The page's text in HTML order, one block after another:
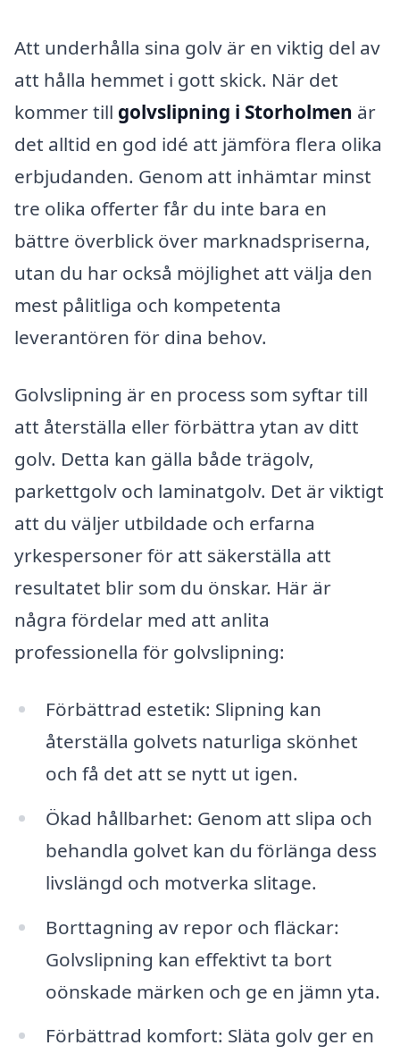
Att underhålla sina golv är en viktig del av
att hålla hemmet i gott skick. När det
kommer till golvslipning i Storholmen är
det alltid en god idé att jämföra flera olika
erbjudanden. Genom att inhämtar minst
tre olika offerter får du inte bara en
bättre överblick över marknadspriserna,
utan du har också möjlighet att välja den
mest pålitliga och kompetenta
leverantören för dina behov.
Golvslipning är en process som syftar till
att återställa eller förbättra ytan av ditt
golv. Detta kan gälla både trägolv,
parkettgolv och laminatgolv. Det är viktigt
att du väljer utbildade och erfarna
yrkespersoner för att säkerställa att
resultatet blir som du önskar. Här är
några fördelar med att anlita
professionella för golvslipning:
Förbättrad estetik: Slipning kan
återställa golvets naturliga skönhet
och få det att se nytt ut igen.
Ökad hållbarhet: Genom att slipa och
behandla golvet kan du förlänga dess
livslängd och motverka slitage.
Borttagning av repor och fläckar:
Golvslipning kan effektivt ta bort
oönskade märken och ge en jämn yta.
Förbättrad komfort: Släta golv ger en